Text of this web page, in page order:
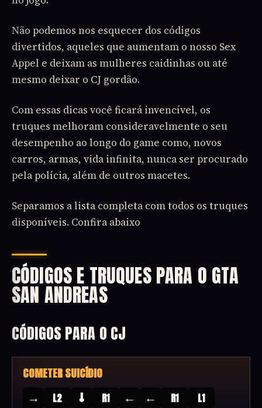
Não podemos nos esquecer dos códigos
divertidos, aqueles que aumentam o nosso Sex
Appel e deixam as mulheres caidinhas ou até
mesmo deixar o CJ gordão.
Com essas dicas você ficará invencível, os
truques melhoram consideravelmente o seu
desempenho ao longo do game como, novos
carros, armas, vida infinita, nunca ser procurado
pela polícia, além de outros macetes.
Separamos a lista completa com todos os truques
disponíveis. Confira abaixo
CÓDIGOS E TRUQUES PARA O GTA
SAN ANDREAS
CÓDIGOS PARA O CJ
COMETER SUICÍDIO
→ L2 ↓ R1 ← ← R1 L1